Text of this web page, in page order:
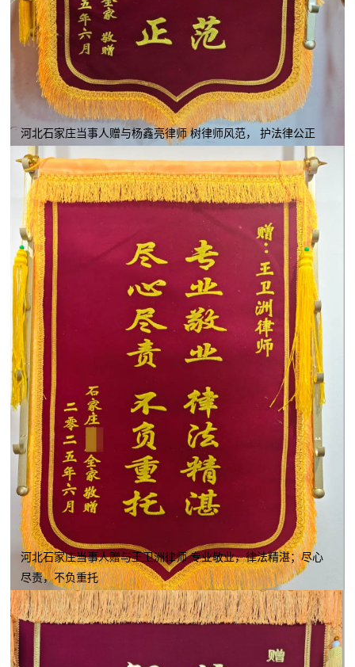
河北石家庄当事人赠与杨鑫亮律师 树律师风范， 护法律公正
河北石家庄当事人赠与王卫洲律师 专业敬业，律法精湛；尽心
尽责，不负重托